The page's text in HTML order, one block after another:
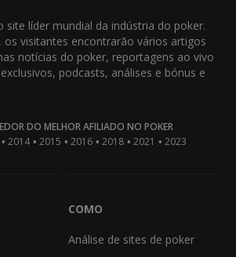
site líder mundial da indústria do poker.
os visitantes encontrarão vários artigos
notícias do poker, reportagens ao vivo
podcasts, análises e bónus e
DO MELHOR AFILIADO NO POKER
• 2014 • 2015 • 2016 • 2018 • 2021 • 2023
COMO
Análise de sites de poker